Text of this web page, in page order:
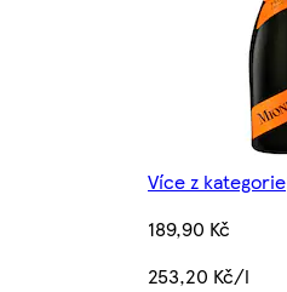
Více z kategorie
189,90 Kč
253,20 Kč/l